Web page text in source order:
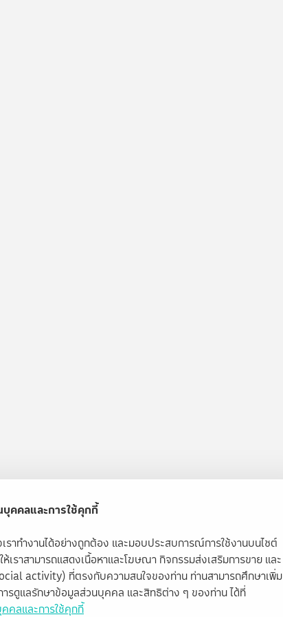
คคลและการใช้คุกกี้
เราทำงานได้อย่างถูกต้อง และมอบประสบการณ์การใช้งานบนไซต์
เราสามารถแสดงเนื้อหาและโฆษณา กิจกรรมส่งเสริมการขาย และ
activity) ที่ตรงกับความสนใจของท่าน ท่านสามารถศึกษาเพิ่ม
ารดูแลรักษาข้อมูลส่วนบุคคล และสิทธิต่าง ๆ ของท่าน ได้ที่
คลและการใช้คุกกี้